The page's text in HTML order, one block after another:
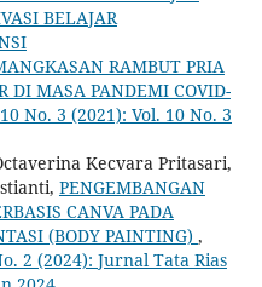
BELAJAR
RAMBUT PRIA
DI MASA PANDEMI COVID-
No. 3 (2021): Vol. 10 No. 3
Kecvara Pritasari,
PENGEMBANGAN
CANVA PADA
(BODY PAINTING) ,
2 (2024): Jurnal Tata Rias